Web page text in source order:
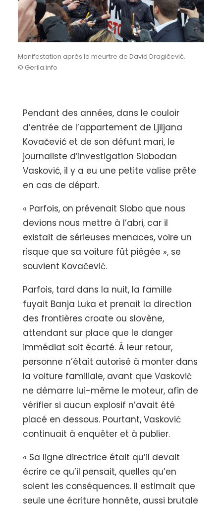
Manifestation après le meurtre de David Dragičević.
© Gerila.info
Pendant des années, dans le couloir
d’entrée de l’appartement de Ljiljana
Kovačević et de son défunt mari, le
journaliste d’investigation Slobodan
Vasković, il y a eu une petite valise prête
en cas de départ.
« Parfois, on prévenait Slobo que nous
devions nous mettre à l’abri, car il
existait de sérieuses menaces, voire un
risque que sa voiture fût piégée », se
souvient Kovačević.
Parfois, tard dans la nuit, la famille
fuyait Banja Luka et prenait la direction
des frontières croate ou slovène,
attendant sur place que le danger
immédiat soit écarté. À leur retour,
personne n’était autorisé à monter dans
la voiture familiale, avant que Vasković
ne démarre lui-même le moteur, afin de
vérifier si aucun explosif n’avait été
placé en dessous. Pourtant, Vasković
continuait à enquêter et à publier.
« Sa ligne directrice était qu’il devait
écrire ce qu’il pensait, quelles qu’en
soient les conséquences. Il estimait que
seule une écriture honnête, aussi brutale